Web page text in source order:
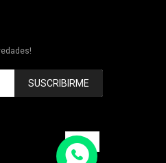
SUSCRIBIRME